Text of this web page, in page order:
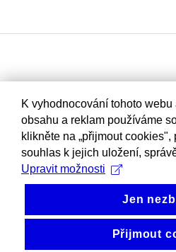
K vyhodnocování tohoto
obsahu a reklam používáme
klikněte na „přijmout cookies",
souhlas k jejich uložení,
Upravit možnosti
Jen
Přijmout